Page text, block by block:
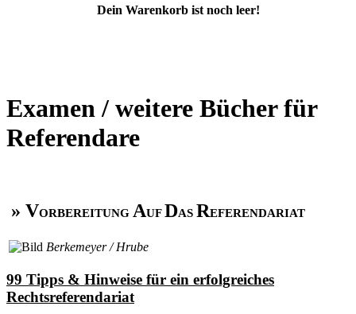
Dein Warenkorb ist noch leer!
Examen / weitere Bücher für
Referendare
» VORBEREITUNG AUFDAS REFERENDARIAT
Berkemeyer / Hrube
99 Tipps & Hinweise für ein erfolgreiches
Rechtsreferendariat